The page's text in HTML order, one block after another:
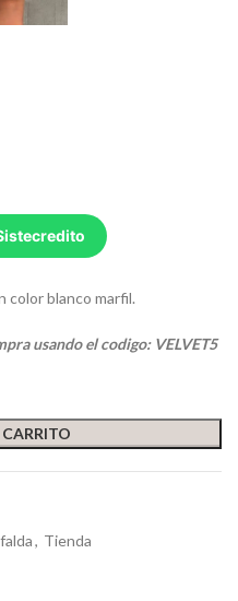
color blanco marfil.
usando el codigo: VELVET5
, Tienda